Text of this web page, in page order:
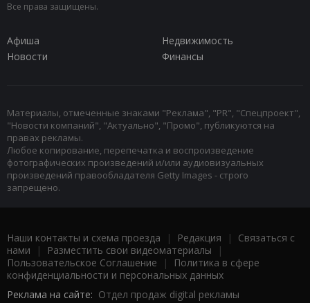
Все права защищены.
Афиша
Недвижимость
Новости
Финансы
Материалы, отмеченные знаками "Реклама", "PR", "Спецпроект",
"Новости компаний", "Актуально", "Промо", публикуются на
правах рекламы.
Любое копирование, перепечатка и воспроизведение
фотографических произведений и/или аудиовизуальных
произведений правообладателя Getty Images - строго
запрещено.
Наши контакты и схема проезда | Редакция | Связаться с
нами | Разместить свои видеоматериалы |
Пользовательское Соглашение |
Политика в сфере
конфиденциальности и персональных данных
Реклама на сайте: Отдел продаж digital рекламы